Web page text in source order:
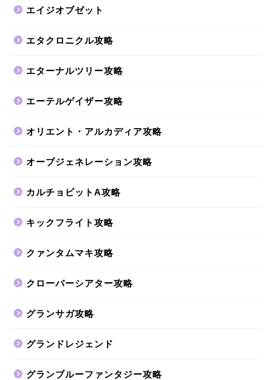
エイジオブゼット
エタクロニクル攻略
エターナルツリー攻略
エーテルゲイザー攻略
オリエント・アルカディア攻略
オーブジェネレーション攻略
カルチョビットA攻略
キックフライト攻略
クァンタムマキ攻略
クローバーシアター攻略
グランサガ攻略
グランドレジェンド
グランブルーファンタジー攻略